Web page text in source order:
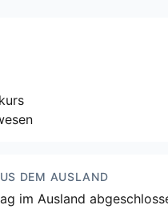
DEM AUSLAND
im Ausland